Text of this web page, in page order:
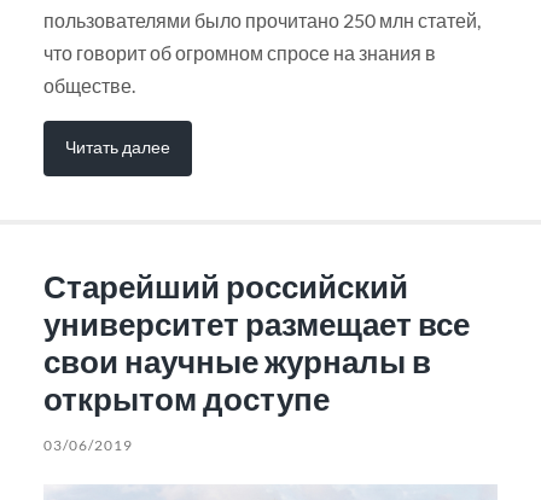
пользователями было прочитано 250 млн статей,
что говорит об огромном спросе на знания в
обществе.
Читать далее
Старейший российский
университет размещает все
свои научные журналы в
открытом доступе
03/06/2019